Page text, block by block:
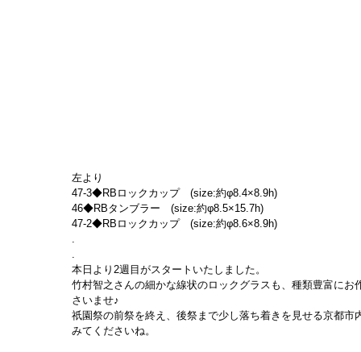
左より
47-3◆RBロックカップ　(size:約φ8.4×8.9h)
46◆RBタンブラー　(size:約φ8.5×15.7h)
47-2◆RBロックカップ　(size:約φ8.6×8.9h)
.
.
本日より2週目がスタートいたしました。
竹村智之さんの細かな線状のロックグラスも、種類豊富に
さいませ♪
祇園祭の前祭を終え、後祭まで少し落ち着きを見せる京都
みてくださいね。